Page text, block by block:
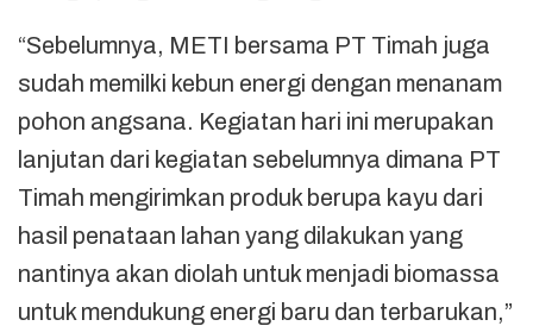
“Sebelumnya, METI bersama PT Timah juga
sudah memilki kebun energi dengan menanam
pohon angsana. Kegiatan hari ini merupakan
lanjutan dari kegiatan sebelumnya dimana PT
Timah mengirimkan produk berupa kayu dari
hasil penataan lahan yang dilakukan yang
nantinya akan diolah untuk menjadi biomassa
untuk mendukung energi baru dan terbarukan,”